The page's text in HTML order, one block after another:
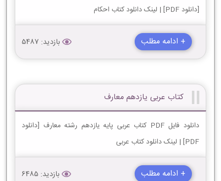
[دانلود PDF] | لینک دانلود کتاب احکام
+ ادامه مطلب بازدید: 5487
کتاب عربی یازدهم معارف
دانلود فایل PDF کتاب عربی پایه یازدهم رشته معارف [دانلود
PDF] | لینک دانلود کتاب عربی
+ ادامه مطلب بازدید: 6485